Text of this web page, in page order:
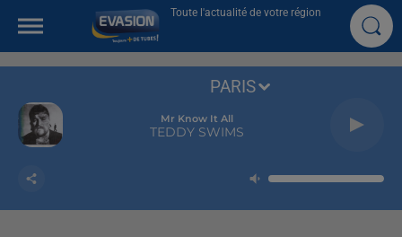
Toute l'actualité de votre région
Mr Know It All
TEDDY SWIMS
PARIS